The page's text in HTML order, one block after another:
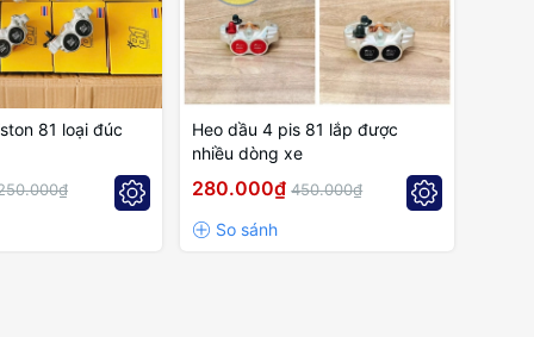
81 loại đúc
Heo dầu 4 pis 81 lắp được
nhiều dòng xe
280.000₫ 450.000₫